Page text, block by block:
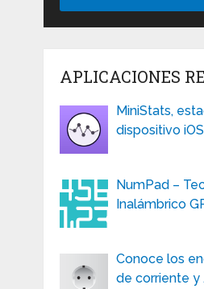
APLICACIONES
MiniStats,
dispositivo
NumPad –
Inalámbrico
Conoce los
de corriente y